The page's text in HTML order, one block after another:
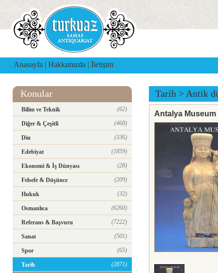
Anasayfa | Hakkımızda | İletişim
Konular
Bilim ve Teknik (62)
Diğer & Çeşitli (468)
Din (336)
Edebiyat (1859)
Ekonomi & İş Dünyası (28)
Felsefe & Düşünce (209)
Hukuk (32)
Osmanlıca (6260)
Referans & Başvuru (7222)
Sanat (501)
Spor (65)
Tarih
(2871)
Tarih > Antik
Antalya Museum